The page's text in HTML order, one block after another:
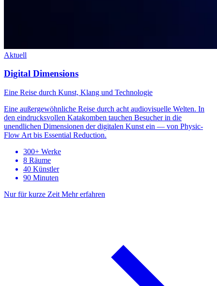
Aktuell
Digital Dimensions
Eine Reise durch Kunst, Klang und Technologie
Eine außergewöhnliche Reise durch acht audiovisuelle Welten. In
den eindrucksvollen Katakomben tauchen Besucher in die
unendlichen Dimensionen der digitalen Kunst ein — von Physic-
Flow Art bis Essential Reduction.
300+ Werke
8 Räume
40 Künstler
90 Minuten
Nur für kurze Zeit Mehr erfahren